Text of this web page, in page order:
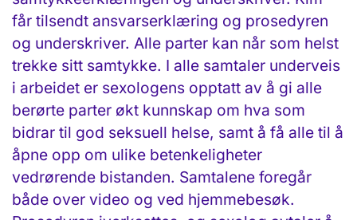
får tilsendt ansvarserklæring og prosedyren
og underskriver. Alle parter kan når som helst
trekke sitt samtykke. I alle samtaler underveis
i arbeidet er sexologens opptatt av å gi alle
berørte parter økt kunnskap om hva som
bidrar til god seksuell helse, samt å få alle til å
åpne opp om ulike betenkeligheter
vedrørende bistanden. Samtalene foregår
både over video og ved hjemmebesøk.